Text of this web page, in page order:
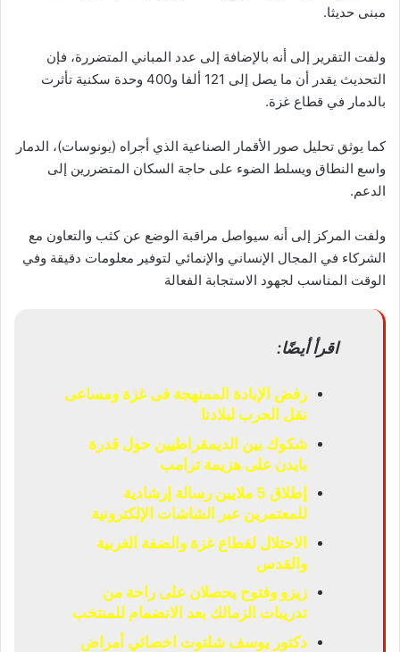
مبنى حديثا.
ولفت التقرير إلى أنه بالإضافة إلى عدد المباني المتضررة، فإن
التحديث يقدر أن ما يصل إلى 121 ألفا و400 وحدة سكنية تأثرت
بالدمار في قطاع غزة.
كما يوثق تحليل صور الأقمار الصناعية الذي أجراه (يونوسات)، الدمار
واسع النطاق ويسلط الضوء على حاجة السكان المتضررين إلى
الدعم.
ولفت المركز إلى أنه سيواصل مراقبة الوضع عن كثب والتعاون مع
الشركاء في المجال الإنساني والإنمائي لتوفير معلومات دقيقة وفي
الوقت المناسب لجهود الاستجابة الفعالة
اقرأ أيضًا:
رفض الإبادة الممنهجة فى غزة ومساعى
نقل الحرب لبلادنا
شكوك بين الديمقراطيين حول قدرة
بايدن على هزيمة ترامب
إطلاق 5 ملايين رسالة إرشادية
للمعتمرين عبر الشاشات الإلكترونية
الاحتلال لقطاع غزة والضفة الغربية
والقدس
زيزو وفتوح يحصلان على راحة من
تدريبات الزمالك بعد الانضمام للمنتخب
دكتور يوسف شلتوت اخصائي أمراض